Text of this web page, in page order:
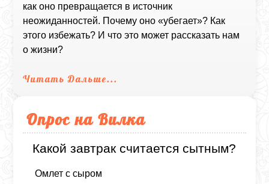
как оно превращается в источник
неожиданностей. Почему оно «убегает»? Как
этого избежать? И что это может рассказать нам
о жизни?
Читать Дальше...
Опрос на Вилка
Какой завтрак считается сытным?
Омлет с сыром